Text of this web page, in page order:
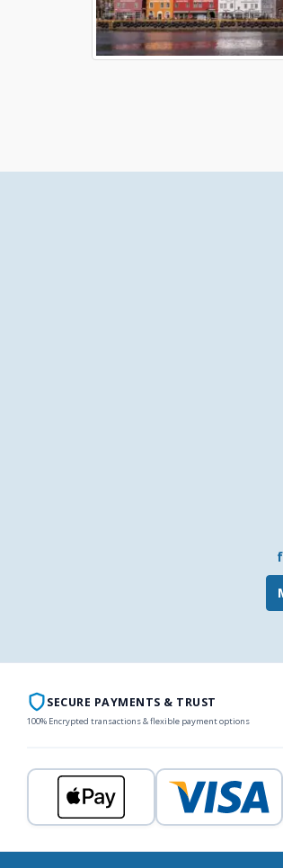
SECURE PAYMENTS & TRUST
100% Encrypted transactions & flexible payment options